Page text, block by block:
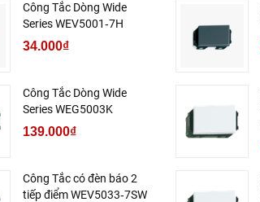
Công Tắc Dòng Wide
Series WEV5001‑7H
34.000₫
Công Tắc Dòng Wide
Series WEG5003K
139.000₫
Công Tắc có đèn báo 2
tiếp điểm WEV5033‑7SW